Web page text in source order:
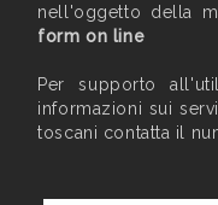
nell'oggetto della
form on line
Per supporto
informazioni sui
toscani contatta il